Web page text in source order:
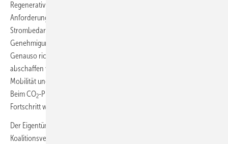
Regenerativ erzeugter Strom braucht Netze, an die künftig andere
Anforderungen gestellt werden, schon um den steigenden
Strombedarf decken zu können. Es ist gut, dass die Planungs- und
Genehmigungsverfahren dafür massiv ausgebaut werden sollen.
Genauso richtig ist es, dass die Koalition endlich die EEG-Umlage
abschaffen will. Investitionen in die Elektrifizierung der Industrie,
Mobilität und Gebäude wird damit auch wirtschaftlich attraktiver.
Beim CO2-Preis dürfte die neue Koalition – in ihren Worten – „mehr
Fortschritt wagen“.
Der Eigentümerverband
Koalitionsvertrag allerdings kein Aufbruchssignal in der